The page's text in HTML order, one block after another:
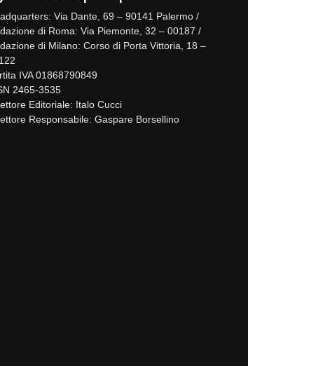
Via Dante, 69 – 90141 Palermo /
di Roma: Via Piemonte, 32 – 00187 /
di Milano: Corso di Porta Vittoria, 18 –
IVA 01868790849
2465-3535
Editoriale: Italo Cucci
Responsabile: Gaspare Borsellino